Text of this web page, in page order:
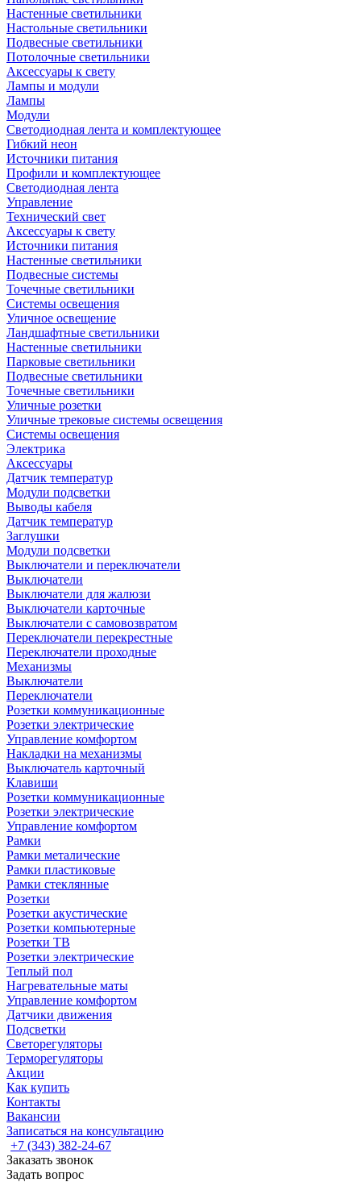
Настенные светильники
Настольные светильники
Подвесные светильники
Потолочные светильники
Аксессуары к свету
Лампы и модули
Лампы
Модули
Светодиодная лента и комплектующее
Гибкий неон
Источники питания
Профили и комплектующее
Светодиодная лента
Управление
Технический свет
Аксессуары к свету
Источники питания
Настенные светильники
Подвесные системы
Точечные светильники
Системы освещения
Уличное освещение
Ландшафтные светильники
Настенные светильники
Парковые светильники
Подвесные светильники
Точечные светильники
Уличные розетки
Уличные трековые системы освещения
Системы освещения
Электрика
Аксессуары
Датчик температур
Модули подсветки
Выводы кабеля
Датчик температур
Заглушки
Модули подсветки
Выключатели и переключатели
Выключатели
Выключатели для жалюзи
Выключатели карточные
Выключатели с самовозвратом
Переключатели перекрестные
Переключатели проходные
Механизмы
Выключатели
Переключатели
Розетки коммуникационные
Розетки электрические
Управление комфортом
Накладки на механизмы
Выключатель карточный
Клавиши
Розетки коммуникационные
Розетки электрические
Управление комфортом
Рамки
Рамки металические
Рамки пластиковые
Рамки стеклянные
Розетки
Розетки акустические
Розетки компьютерные
Розетки ТВ
Розетки электрические
Теплый пол
Нагревательные маты
Управление комфортом
Датчики движения
Подсветки
Светорегуляторы
Терморегуляторы
Акции
Как купить
Контакты
Вакансии
Записаться на консультацию
+7 (343) 382-24-67
Заказать звонок
Задать вопрос